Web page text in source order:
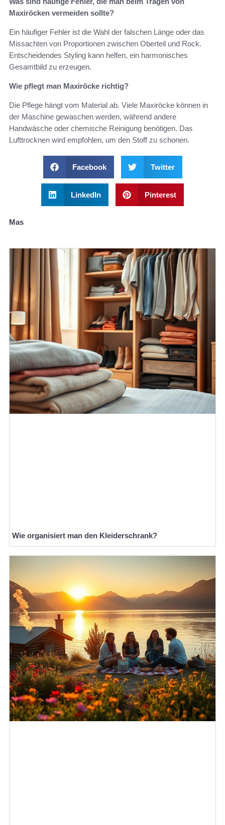
Maxiröcken vermeiden sollte?
Ein häufiger Fehler ist die Wahl der falschen Länge oder das
Missachten von Proportionen zwischen Oberteil und Rock.
Entscheidendes Styling kann helfen, ein harmonisches
Gesamtbild zu erzeugen.
Wie pflegt man Maxiröcke richtig?
Die Pflege hängt vom Material ab. Viele Maxiröcke können in
der Maschine gewaschen werden, während andere
Handwäsche oder chemische Reinigung benötigen. Das
Lufttrocknen wird empfohlen, um den Stoff zu schonen.
Facebook Twitter
LinkedIn Pinterest
Mas
Wie organisiert man den Kleiderschrank?